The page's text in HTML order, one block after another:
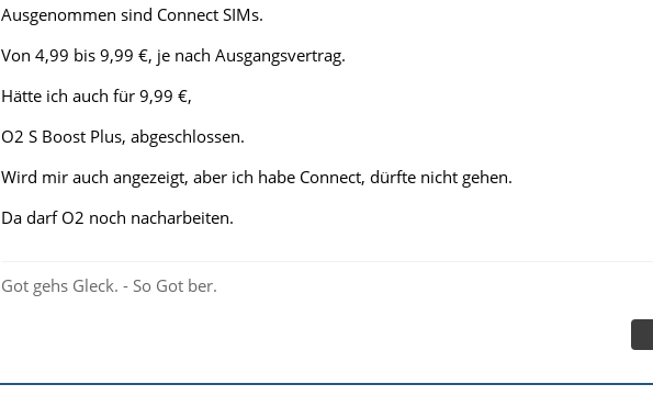
Ausgenommen sind Connect SIMs.
Von 4,99 bis 9,99 €, je nach Ausgangsvertrag.
Hätte ich auch für 9,99 €,
O2 S Boost Plus, abgeschlossen.
Wird mir auch angezeigt, aber ich habe Connect, dürfte nicht gehen.
Da darf O2 noch nacharbeiten.
Got gehs Gleck. - So Got ber.